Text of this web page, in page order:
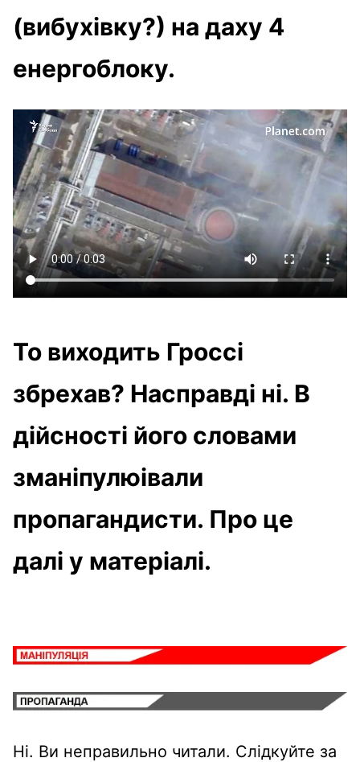
(вибухівку?) на даху 4
енергоблоку.
То виходить Гроссі
збрехав? Насправді ні. В
дійсності його словами
зманіпулюівали
пропагандисти. Про це
далі у матеріалі.
Ні. Ви неправильно читали. Слідкуйте за